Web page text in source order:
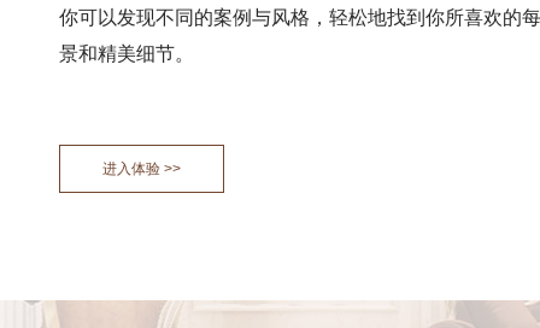
你可以发现不同的案例与风格，轻松地找到你所喜欢的
景和精美细节。
进入体验 >>